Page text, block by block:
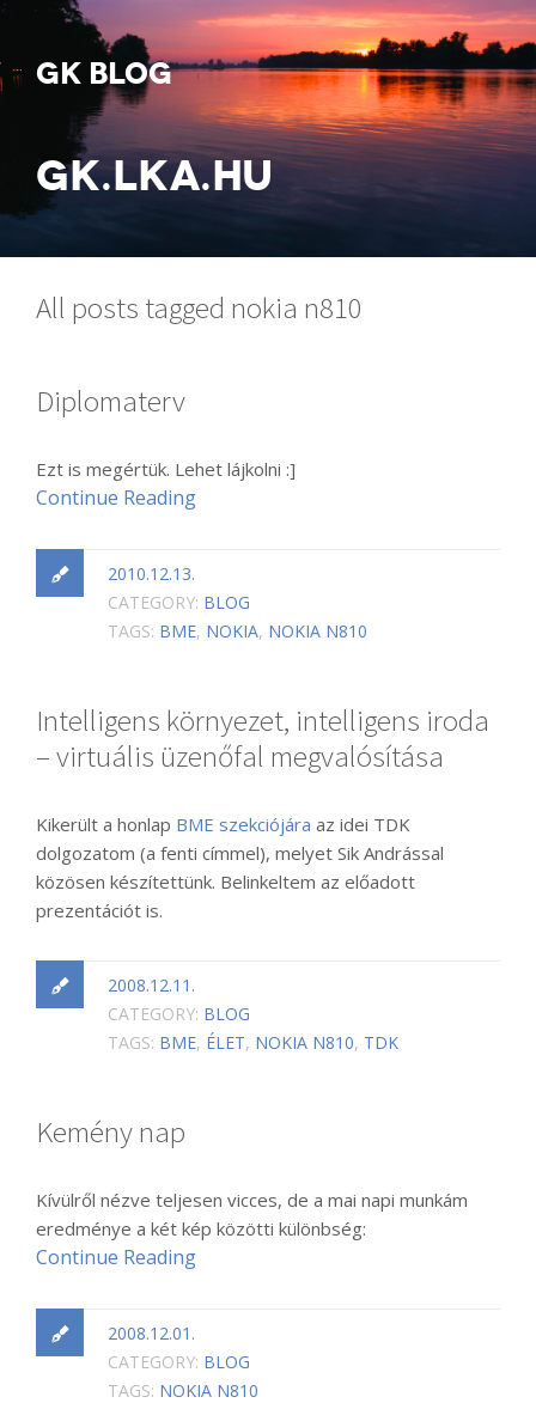
GK BLOG
GK.LKA.HU
All posts tagged nokia n810
Diplomaterv
Ezt is megértük. Lehet lájkolni :]
Continue Reading
2010.12.13.
CATEGORY: BLOG
TAGS: BME, NOKIA, NOKIA N810
Intelligens környezet, intelligens iroda
– virtuális üzenőfal megvalósítása
Kikerült a honlap BME szekciójára az idei TDK
dolgozatom (a fenti címmel), melyet Sik Andrással
közösen készítettünk. Belinkeltem az előadott
prezentációt is.
2008.12.11.
CATEGORY: BLOG
TAGS: BME, ÉLET, NOKIA N810, TDK
Kemény nap
Kívülről nézve teljesen vicces, de a mai napi munkám
eredménye a két kép közötti különbség:
Continue Reading
2008.12.01.
CATEGORY: BLOG
TAGS: NOKIA N810